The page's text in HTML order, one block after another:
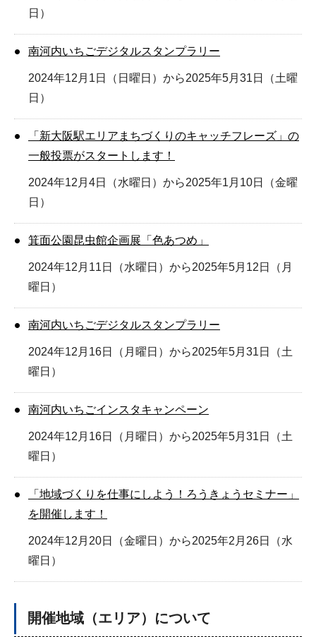
日）
南河内いちごデジタルスタンプラリー
2024年12月1日（日曜日）から2025年5月31日（土曜
日）
「新大阪駅エリアまちづくりのキャッチフレーズ」の
一般投票がスタートします！
2024年12月4日（水曜日）から2025年1月10日（金曜
日）
箕面公園昆虫館企画展「色あつめ」
2024年12月11日（水曜日）から2025年5月12日（月
曜日）
南河内いちごデジタルスタンプラリー
2024年12月16日（月曜日）から2025年5月31日（土
曜日）
南河内いちごインスタキャンペーン
2024年12月16日（月曜日）から2025年5月31日（土
曜日）
「地域づくりを仕事にしよう！ろうきょうセミナー」
を開催します！
2024年12月20日（金曜日）から2025年2月26日（水
曜日）
開催地域（エリア）について